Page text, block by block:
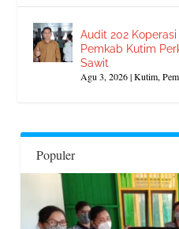
Audit 202
Pemkab Kutim
Sawit
Agu 3, 2026|Kutim,
Populer